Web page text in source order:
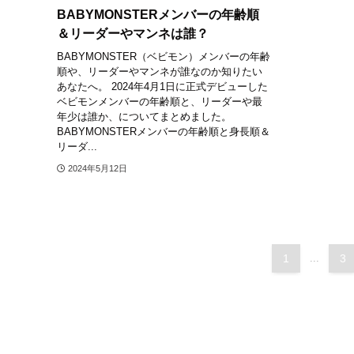
BABYMONSTERメンバーの年齢順
＆リーダーやマンネは誰？
BABYMONSTER（ベビモン）メンバーの年齢
順や、リーダーやマンネが誰なのか知りたい
あなたへ。 2024年4月1日に正式デビューした
ベビモンメンバーの年齢順と、リーダーや最
年少は誰か、についてまとめました。
BABYMONSTERメンバーの年齢順と身長順＆
リーダ...
2024年5月12日
1 3